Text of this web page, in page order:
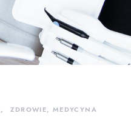
ZDROWIE, MEDYCYNA